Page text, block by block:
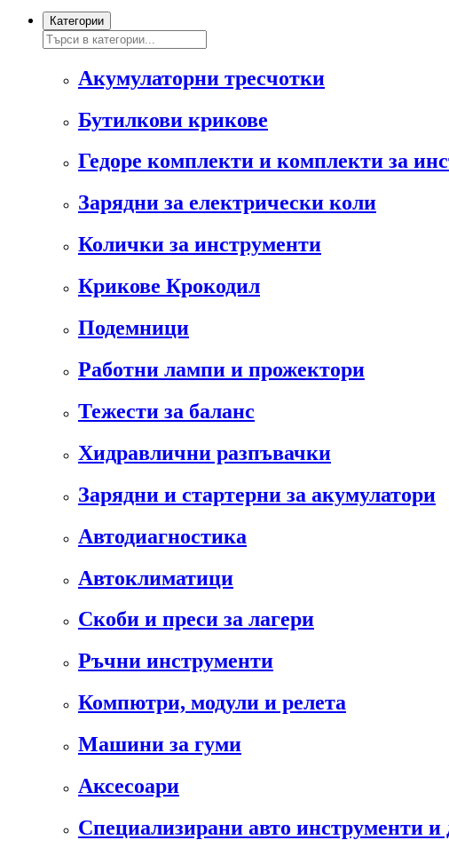
Категории
Акумулаторни тресчотки
Бутилкови крикове
Гедоре комплекти и комплекти за
Зарядни за електрически коли
Колички за инструменти
Крикове Крокодил
Подемници
Работни лампи и прожектори
Тежести за баланс
Хидравлични разпъвачки
Зарядни и стартерни за акумулатори
Автодиагностика
Автоклиматици
Скоби и преси за лагери
Ръчни инструменти
Компютри, модули и релета
Машини за гуми
Аксесоари
Специализирани авто инструменти и